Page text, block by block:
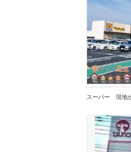
スーパー